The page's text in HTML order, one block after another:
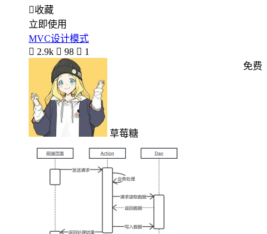
收藏
立即使用
MVC设计模式
 2.9k  98  1
草莓糖
免费